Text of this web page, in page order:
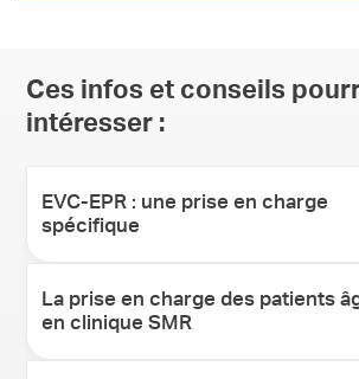
Ces infos et conseils
intéresser :
EVC-EPR : une prise en charge
spécifique
La prise en charge des patients
en clinique SMR